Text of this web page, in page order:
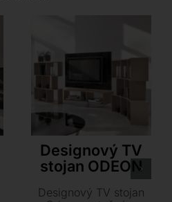
Antonello Italia
Designový TV
stojan ODEON
Designový TV stojan